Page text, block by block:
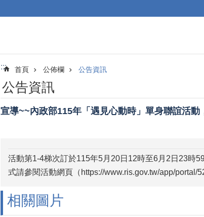
::: 首頁 公佈欄 公告資訊
公告資訊
宣導~~內政部115年「遇見心動時」單身聯誼活
活動第1-4梯次訂於115年5月20日12時至6月2日23時
式請參閱活動網頁（https://www.ris.gov.tw/app/portal/
相關圖片